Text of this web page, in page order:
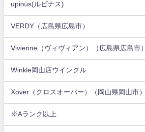
upinus(ルピナス)
VERDY（広島県広島市）
Vivienne（ヴィヴィアン）（広島県広島市）
Winkle岡山店ウインクル
Xover（クロスオーバー）（岡山県岡山市）
※Aランク以上